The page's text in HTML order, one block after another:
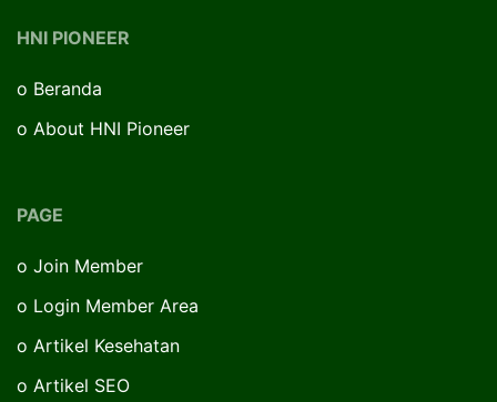
HNI PIONEER
o Beranda
o About HNI Pioneer
PAGE
o Join Member
o Login Member Area
o Artikel Kesehatan
o Artikel SEO